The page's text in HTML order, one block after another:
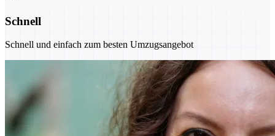
Schnell
Schnell und einfach zum besten Umzugsangebot